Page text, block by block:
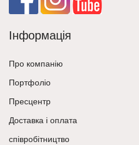
Інформація
Про компанію
Портфоліо
Пресцентр
Доставка і оплата
співробітництво